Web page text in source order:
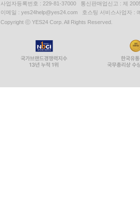
사업자등록번호 : 229-81-37000 통신판매업신고 : 제
이메일 : yes24help@yes24.com 호스팅 서비스사업자 :
Copyright ⓒ YES24 Corp. All Rights Reserved.